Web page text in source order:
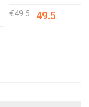
49.5
49.5